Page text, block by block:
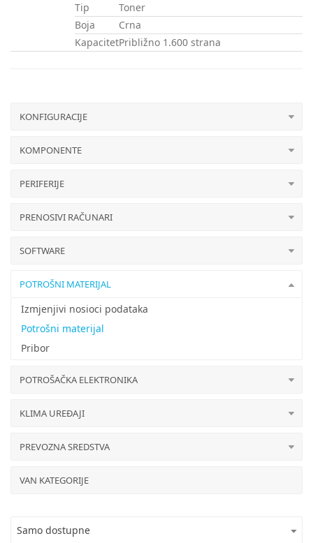
Tip
Toner
Boja
Crna
KapacitetPribližno 1.600 strana
KONFIGURACIJE
KOMPONENTE
PERIFERIJE
PRENOSIVI RAČUNARI
SOFTWARE
POTROŠNI MATERIJAL
Izmjenjivi nosioci podataka
Potrošni materijal
Pribor
POTROŠAČKA ELEKTRONIKA
KLIMA UREĐAJI
PREVOZNA SREDSTVA
VAN KATEGORIJE
Samo dostupne